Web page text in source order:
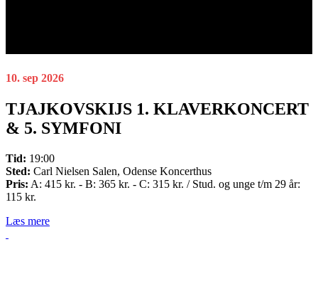
10. sep 2026
TJAJKOVSKIJS 1. KLAVERKONCERT
& 5. SYMFONI
Tid: 19:00
Sted: Carl Nielsen Salen, Odense Koncerthus
Pris: A: 415 kr. - B: 365 kr. - C: 315 kr. / Stud. og unge t/m 29 år:
115 kr.
Læs mere